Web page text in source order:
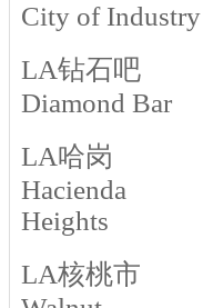
City of Industry
LA钻石吧
Diamond Bar
LA哈岗
Hacienda
Heights
LA核桃市